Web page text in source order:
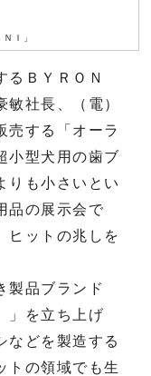
Ｉ」
ＢＹＲＯＮ
敏社長、（電）
する「オーラ
小型犬用の歯ブ
りも小さいとい
品の展示会で
ヒットの兆しを
品ブランド
」を立ち上げ
などを製造する
トの領域でも生